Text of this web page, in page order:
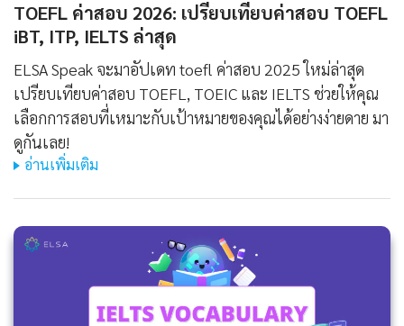
TOEFL ค่าสอบ 2026: เปรียบเทียบค่าสอบ TOEFL
iBT, ITP, IELTS ล่าสุด
ELSA Speak จะมาอัปเดท toefl ค่าสอบ 2025 ใหม่ล่าสุด
เปรียบเทียบค่าสอบ TOEFL, TOEIC และ IELTS ช่วยให้คุณ
เลือกการสอบที่เหมาะกับเป้าหมายของคุณได้อย่างง่ายดาย มา
ดูกันเลย!
อ่านเพิ่มเติม